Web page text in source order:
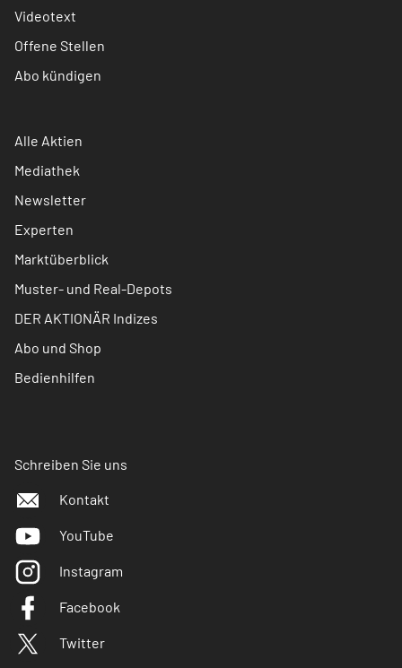
Videotext
Offene Stellen
Abo kündigen
Alle Aktien
Mediathek
Newsletter
Experten
Marktüberblick
Muster- und Real-Depots
DER AKTIONÄR Indizes
Abo und Shop
Bedienhilfen
Schreiben Sie uns
Kontakt
YouTube
Instagram
Facebook
Twitter